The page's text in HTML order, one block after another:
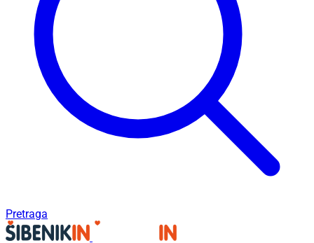
Pretraga